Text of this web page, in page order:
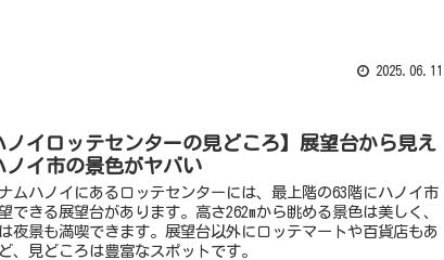
2025.06.11
ノイロッテセンターの見どころ】展望台から見え
ノイ市の景色がヤバい
ムハノイにあるロッテセンターには、最上階の63階にハノイ市
できる展望台があります。高さ262mから眺める景色は美しく、
夜景も満喫できます。展望台以外にロッテマートや百貨店もあ
、見どころは豊富なスポットです。